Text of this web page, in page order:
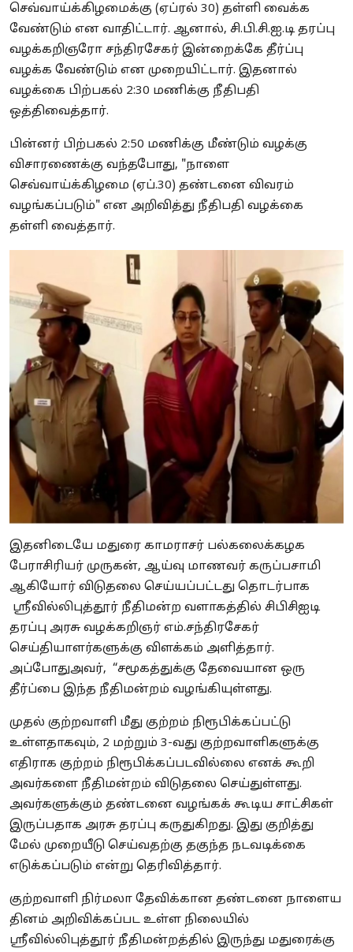
செவ்வாய்க்கிழமைக்கு (ஏப்ரல் 30) தள்ளி வைக்க
வேண்டும் என வாதிட்டார். ஆனால், சி.பி.சி.ஐ.டி தரப்பு
வழக்கறிஞரோ சந்திரசேகர் இன்றைக்கே தீர்ப்பு
வழக்க வேண்டும் என முறையிட்டார். இதனால்
வழக்கை பிற்பகல் 2:30 மணிக்கு நீதிபதி
ஒத்திவைத்தார்.
பின்னர் பிற்பகல் 2:50 மணிக்கு மீண்டும் வழக்கு
விசாரணைக்கு வந்தபோது, "நாளை
செவ்வாய்க்கிழமை (ஏப்.30) தண்டனை விவரம்
வழங்கப்படும்" என அறிவித்து நீதிபதி வழக்கை
தள்ளி வைத்தார்.
இதனிடையே மதுரை காமராசர் பல்கலைக்கழக
பேராசிரியர் முருகன், ஆய்வு மாணவர் கருப்பசாமி
ஆகியோர் விடுதலை செய்யப்பட்டது தொடர்பாக
ஸ்ரீவில்லிபுத்தூர் நீதிமன்ற வளாகத்தில் சிபிசிஐடி
தரப்பு அரசு வழக்கறிஞர் எம்.சந்திரசேகர்
செய்தியாளர்களுக்கு விளக்கம் அளித்தார்.
அப்போதுஅவர், “சமூகத்துக்கு தேவையான ஒரு
தீர்ப்பை இந்த நீதிமன்றம் வழங்கியுள்ளது.
முதல் குற்றவாளி மீது குற்றம் நிரூபிக்கப்பட்டு
உள்ளதாகவும், 2 மற்றும் 3-வது குற்றவாளிகளுக்கு
எதிராக குற்றம் நிரூபிக்கப்படவில்லை எனக் கூறி
அவர்களை நீதிமன்றம் விடுதலை செய்துள்ளது.
அவர்களுக்கும் தண்டனை வழங்கக் கூடிய சாட்சிகள்
இருப்பதாக அரசு தரப்பு கருதுகிறது. இது குறித்து
மேல் முறையீடு செய்வதற்கு தகுந்த நடவடிக்கை
எடுக்கப்படும் என்று தெரிவித்தார்.
குற்றவாளி நிர்மலா தேவிக்கான தண்டனை நாளைய
தினம் அறிவிக்கப்பட உள்ள நிலையில்
ஸ்ரீவில்லிபுத்தூர் நீதிமன்றத்தில் இருந்து மதுரைக்கு